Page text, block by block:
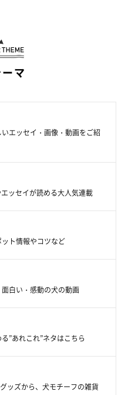
マ
エッセイ・画像・動画をご紹
ッセイが読める大人気連載
ト情報やコツなど
白い・感動の犬の動画
”あれこれ”ネタはこちら
ッズから、犬モチーフの雑貨